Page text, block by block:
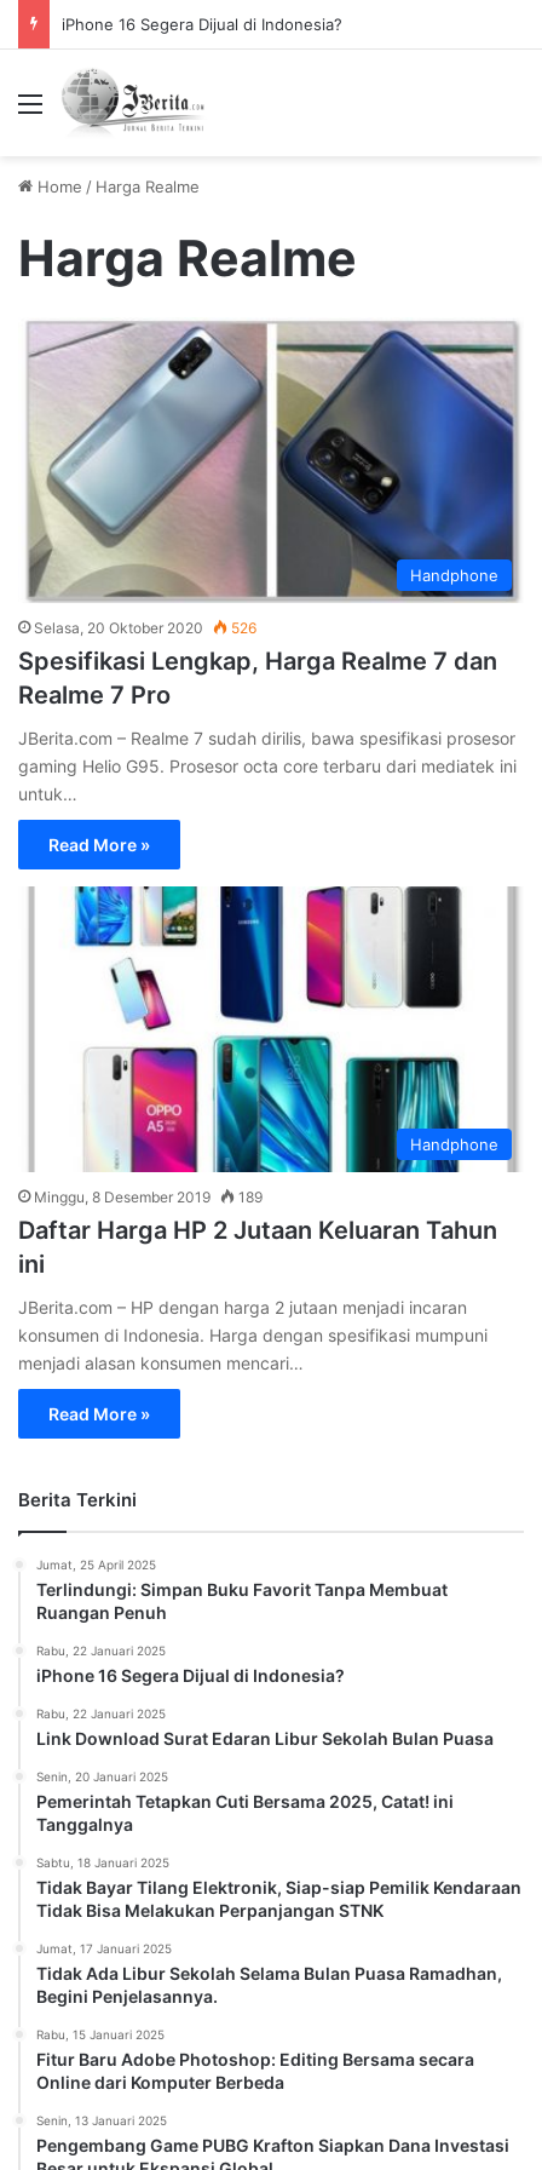
Link Download Surat Edaran Libur Sekolah Bulan Puasa
Menu
Home / Harga Realme
Harga Realme
Handphone
Selasa, 20 Oktober 2020 526
Spesifikasi Lengkap, Harga Realme 7 dan
Realme 7 Pro
JBerita.com – Realme 7 sudah dirilis, bawa spesifikasi prosesor
gaming Helio G95. Prosesor octa core terbaru dari mediatek ini
untuk…
Read More »
Handphone
Minggu, 8 Desember 2019 189
Daftar Harga HP 2 Jutaan Keluaran Tahun
ini
JBerita.com – HP dengan harga 2 jutaan menjadi incaran
konsumen di Indonesia. Harga dengan spesifikasi mumpuni
menjadi alasan konsumen mencari…
Read More »
Berita Terkini
Jumat, 25 April 2025
Terlindungi: Simpan Buku Favorit Tanpa Membuat
Ruangan Penuh
Rabu, 22 Januari 2025
iPhone 16 Segera Dijual di Indonesia?
Rabu, 22 Januari 2025
Link Download Surat Edaran Libur Sekolah Bulan Puasa
Senin, 20 Januari 2025
Pemerintah Tetapkan Cuti Bersama 2025, Catat! ini
Tanggalnya
Sabtu, 18 Januari 2025
Tidak Bayar Tilang Elektronik, Siap-siap Pemilik Kendaraan
Tidak Bisa Melakukan Perpanjangan STNK
Jumat, 17 Januari 2025
Tidak Ada Libur Sekolah Selama Bulan Puasa Ramadhan,
Begini Penjelasannya.
Rabu, 15 Januari 2025
Fitur Baru Adobe Photoshop: Editing Bersama secara
Online dari Komputer Berbeda
Senin, 13 Januari 2025
Pengembang Game PUBG Krafton Siapkan Dana Investasi